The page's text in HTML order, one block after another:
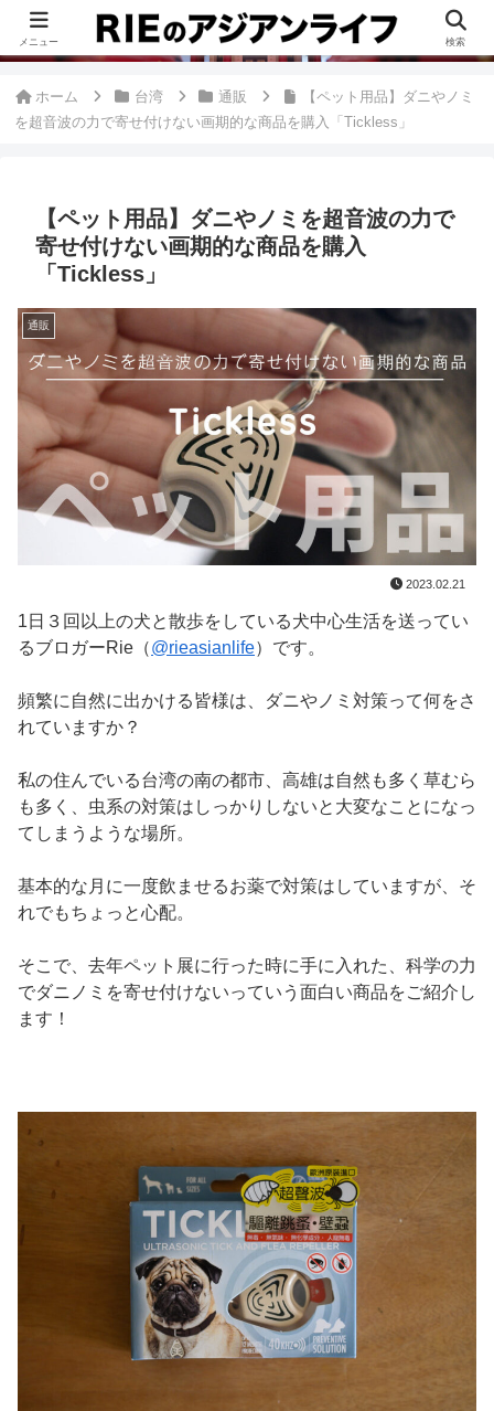
このブログは、台湾が好きすぎて移住したRieがグルメ、観光、生活・ビジネ
ス情報、アジア旅経験などをまとめた台湾ブログです。
ホーム 台湾 通販
【ペット用品】ダニやノミ
を超音波の力で寄せ付けない画期的な商品を購入「Tickless」
【ペット用品】ダニやノミを超音波の力で
寄せ付けない画期的な商品を購入
「Tickless」
通販
2023.02.21
1日３回以上の犬と散歩をしている犬中心生活を送ってい
るブロガーRie（@rieasianlife）です。
頻繁に自然に出かける皆様は、ダニやノミ対策って何をさ
れていますか？
私の住んでいる台湾の南の都市、高雄は自然も多く草むら
も多く、虫系の対策はしっかりしないと大変なことになっ
てしまうような場所。
基本的な月に一度飲ませるお薬で対策はしていますが、そ
れでもちょっと心配。
そこで、去年ペット展に行った時に手に入れた、科学の力
でダニノミを寄せ付けないっていう面白い商品をご紹介し
ます！
メニュー 検索